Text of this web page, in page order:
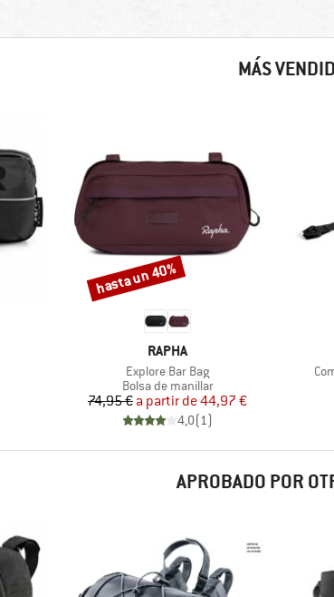
MÁS
MARCA
RAPHA
Artículo
Explore Bar Bag
Product group
Bolsa de manillar
Precio
74,95 € Precio reducido
a partir de44,97 €
4,0(1)
Descuento
hasta un 40%
APROBADO POR